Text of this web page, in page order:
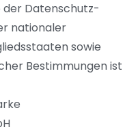
der Datenschutz-
nationaler
sowie
Bestimmungen ist